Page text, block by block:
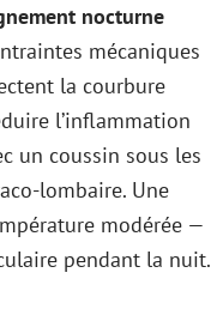
nocturne
mécaniques
la courbure
l’inflammation
un coussin sous les
lombaire. Une
modérée —
pendant la nuit.